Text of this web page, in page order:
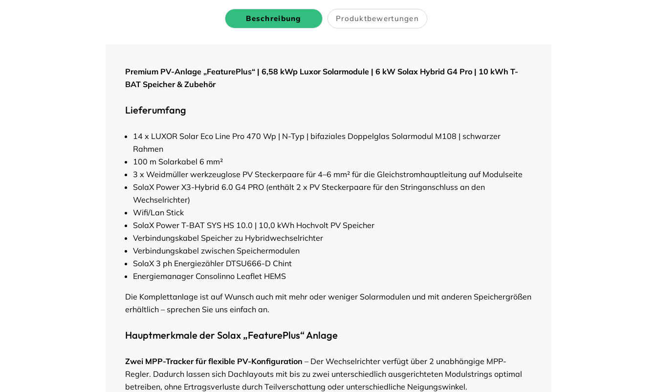
Hybrid
G4
Pro
BAT
Hybrid
G4
Pro
BAT
Beschreibung Produktbewertungen
Premium PV-Anlage „FeaturePlus“ | 6,58 kWp Luxor Solarmodule | 6 kW Solax Hybrid G4 Pro | 10 kWh T-
BAT Speicher & Zubehör
Lieferumfang
14 x LUXOR Solar Eco Line Pro 470 Wp | N-Typ | bifaziales Doppelglas Solarmodul M108 | schwarzer
Rahmen
100 m Solarkabel 6 mm²
3 x Weidmüller werkzeuglose PV Steckerpaare für 4–6 mm² für die Gleichstromhauptleitung auf Modulseite
SolaX Power X3-Hybrid 6.0 G4 PRO (enthält 2 x PV Steckerpaare für den Stringanschluss an den
Wechselrichter)
Wifi/Lan Stick
SolaX Power T-BAT SYS HS 10.0 | 10,0 kWh Hochvolt PV Speicher
Verbindungskabel Speicher zu Hybridwechselrichter
Verbindungskabel zwischen Speichermodulen
SolaX 3 ph Energiezähler DTSU666-D Chint
Energiemanager Consolinno Leaflet HEMS
Die Komplettanlage ist auf Wunsch auch mit mehr oder weniger Solarmodulen und mit anderen Speichergrößen
erhältlich – sprechen Sie uns einfach an.
Hauptmerkmale der Solax „FeaturePlus“ Anlage
Zwei MPP-Tracker für flexible PV-Konfiguration – Der Wechselrichter verfügt über 2 unabhängige MPP-
Regler. Dadurch lassen sich Dachlayouts mit bis zu zwei unterschiedlich ausgerichteten Modulstrings optimal
betreiben, ohne Ertragsverluste durch Teilverschattung oder unterschiedliche Neigungswinkel.